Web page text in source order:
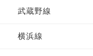
武蔵野線
横浜線